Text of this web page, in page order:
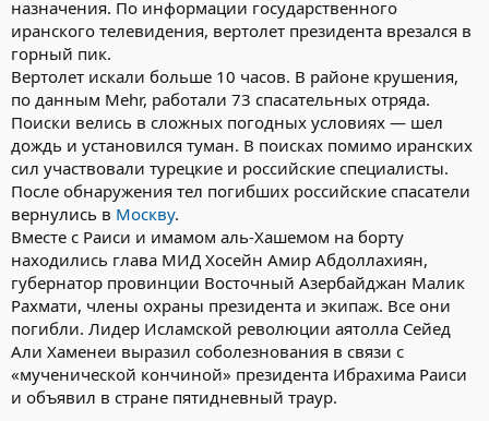
назначения. По информации государственного
иранского телевидения, вертолет президента врезался в
горный пик.
Вертолет искали больше 10 часов. В районе крушения,
по данным Mehr, работали 73 спасательных отряда.
Поиски велись в сложных погодных условиях — шел
дождь и установился туман. В поисках помимо иранских
сил участвовали турецкие и российские специалисты.
После обнаружения тел погибших российские спасатели
вернулись в Москву.
Вместе с Раиси и имамом аль-Хашемом на борту
находились глава МИД Хосейн Амир Абдоллахиян,
губернатор провинции Восточный Азербайджан Малик
Рахмати, члены охраны президента и экипаж. Все они
погибли. Лидер Исламской революции аятолла Сейед
Али Хаменеи выразил соболезнования в связи с
«мученической кончиной» президента Ибрахима Раиси
и объявил в стране пятидневный траур.